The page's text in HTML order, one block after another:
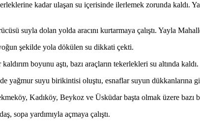
kadar ulaşan su içerisinde ilerlemek zorunda kaldı.
suyla dolan yolda aracını kurtarmaya çalıştı. Yayla
şekilde yola dökülen su dikkati çekti.
boyunu aştı, bazı araçların tekerlekleri su altında kaldı.
yağmur suyu birikintisi oluştu, esnaflar suyun dükkanlarına
Kadıköy, Beykoz ve Üsküdar başta olmak üzere
sopa yardımıyla açmaya çalıştı.